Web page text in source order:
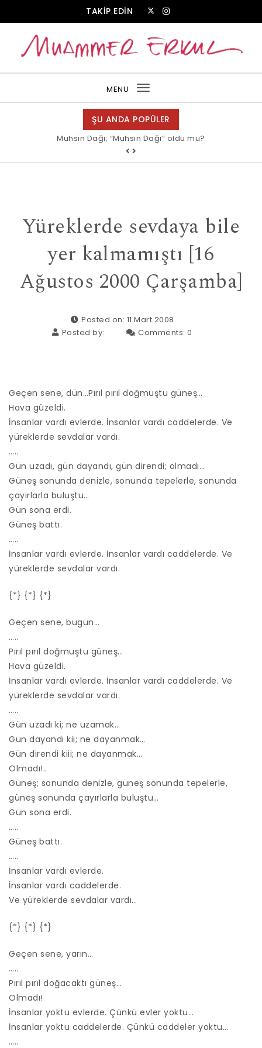
TAKİP EDİN
MENU
Toggle
navigation
ŞU ANDA POPÜLER
Muhsin Dağı; “Muhsin Dağı” oldu mu?
Yüreklerde sevdaya bile
yer kalmamıştı [16
Ağustos 2000 Çarşamba]
Posted on: 11 Mart 2008
Posted by:
Comments:0
Geçen sene, dün…Pırıl pırıl doğmuştu güneş…
Hava güzeldi.
İnsanlar vardı evlerde. İnsanlar vardı caddelerde. Ve
yüreklerde sevdalar vardı.
…..
Gün uzadı, gün dayandı, gün direndi; olmadı…
Güneş sonunda denizle, sonunda tepelerle, sonunda
çayırlarla buluştu…
Gün sona erdi.
Güneş battı.
…..
İnsanlar vardı evlerde. İnsanlar vardı caddelerde. Ve
yüreklerde sevdalar vardı.
{*} {*} {*}
Geçen sene, bugün…
…..
Pırıl pırıl doğmuştu güneş…
Hava güzeldi.
İnsanlar vardı evlerde. İnsanlar vardı caddelerde. Ve
yüreklerde sevdalar vardı.
…..
Gün uzadı ki; ne uzamak…
Gün dayandı kii; ne dayanmak…
Gün direndi kiii; ne dayanmak…
Olmadı!..
Güneş; sonunda denizle, güneş sonunda tepelerle,
güneş sonunda çayırlarla buluştu…
Gün sona erdi.
…..
Güneş battı.
…..
İnsanlar vardı evlerde.
İnsanlar vardı caddelerde.
Ve yüreklerde sevdalar vardı…
{*} {*} {*}
Geçen sene, yarın…
…..
Pırıl pırıl doğacaktı güneş…
Olmadı!
İnsanlar yoktu evlerde. Çünkü evler yoktu…
İnsanlar yoktu caddelerde. Çünkü caddeler yoktu…
…..